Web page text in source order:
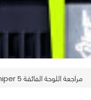
مراجعة اللوحة الفائقة Gigabyte G1.Sniper 5